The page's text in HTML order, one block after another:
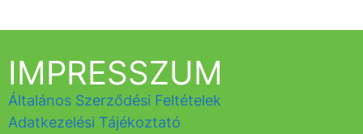
IMPRESSZUM
Általános Szerződési Feltételek
Adatkezelési Tájékoztató